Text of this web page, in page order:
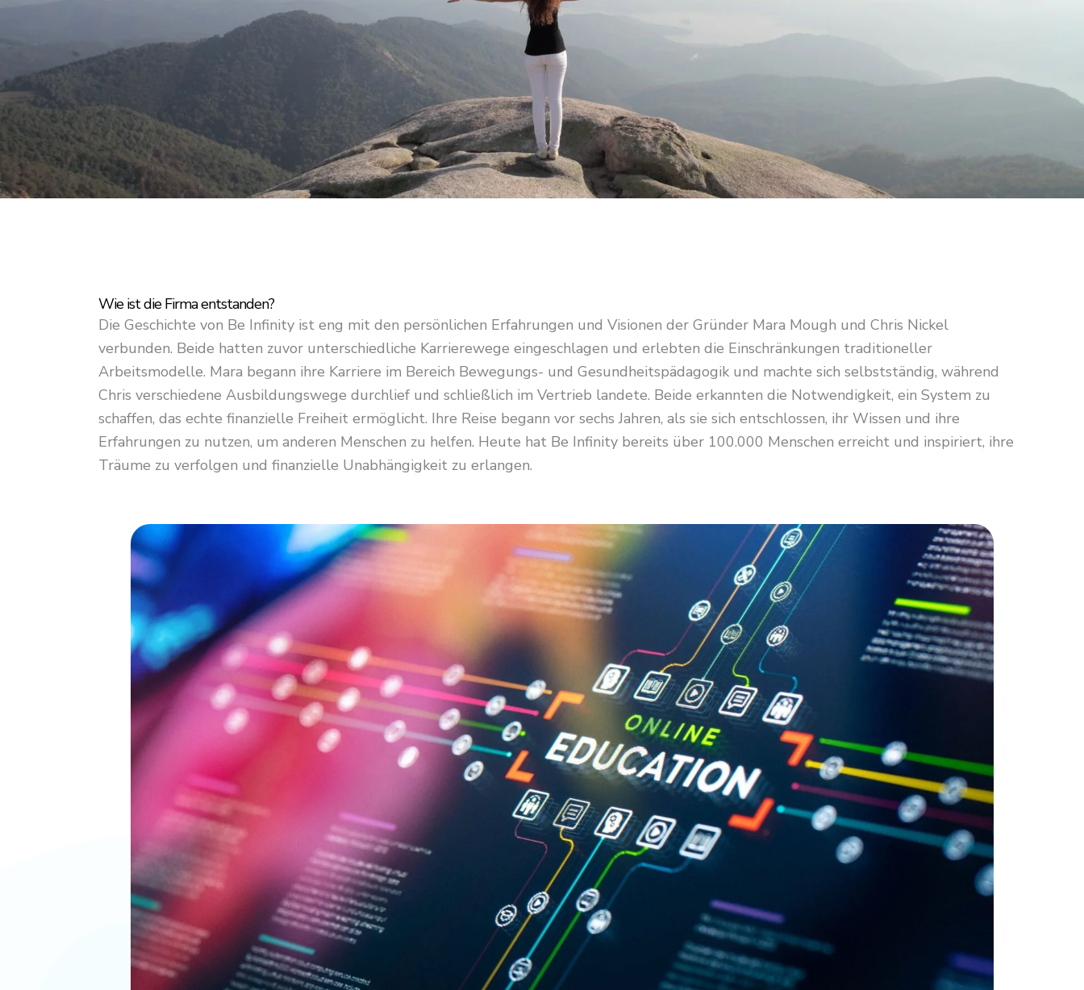
Wie ist die Firma entstanden?
Die Geschichte von Be Infinity ist eng mit den persönlichen Erfahrungen und Visionen der Gründer Mara Mough und Chris Nickel
verbunden. Beide hatten zuvor unterschiedliche Karrierewege eingeschlagen und erlebten die Einschränkungen traditioneller
Arbeitsmodelle. Mara begann ihre Karriere im Bereich Bewegungs- und Gesundheitspädagogik und machte sich selbstständig, während
Chris verschiedene Ausbildungswege durchlief und schließlich im Vertrieb landete. Beide erkannten die Notwendigkeit, ein System zu
schaffen, das echte finanzielle Freiheit ermöglicht. Ihre Reise begann vor sechs Jahren, als sie sich entschlossen, ihr Wissen und ihre
Erfahrungen zu nutzen, um anderen Menschen zu helfen. Heute hat Be Infinity bereits über 100.000 Menschen erreicht und inspiriert, ihre
Träume zu verfolgen und finanzielle Unabhängigkeit zu erlangen.